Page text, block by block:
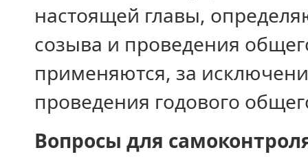
настоящей главы,
созыва и проведения
применяются, за
проведения годового
Вопросы для